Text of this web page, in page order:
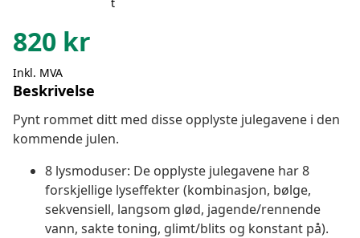
820 kr
Inkl. MVA
Beskrivelse
Pynt rommet ditt med disse opplyste julegavene i den
kommende julen.
8 lysmoduser: De opplyste julegavene har 8
forskjellige lyseffekter (kombinasjon, bølge,
sekvensiell, langsom glød, jagende/rennende
vann, sakte toning, glimt/blits og konstant på).